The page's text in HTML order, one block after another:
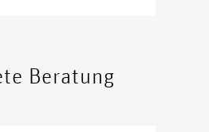
Beratung